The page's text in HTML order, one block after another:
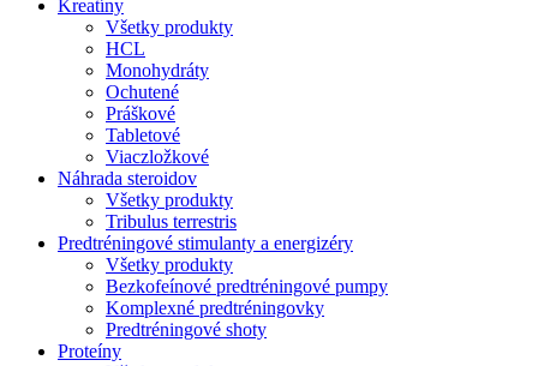
Kreatíny
Všetky produkty
HCL
Monohydráty
Ochutené
Práškové
Tabletové
Viaczložkové
Náhrada steroidov
Všetky produkty
Tribulus terrestris
Predtréningové stimulanty a energizéry
Všetky produkty
Bezkofeínové predtréningové pumpy
Komplexné predtréningovky
Predtréningové shoty
Proteíny